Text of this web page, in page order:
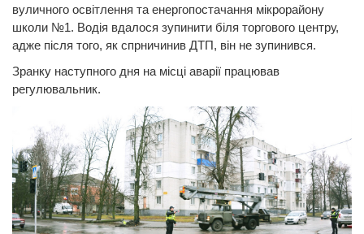
вуличного освітлення та енергопостачання мікрорайону
школи №1. Водія вдалося зупинити біля торгового центру,
адже після того, як спрничинив ДТП, він не зупинився.
Зранку наступного дня на місці аварії працював
регулювальник.